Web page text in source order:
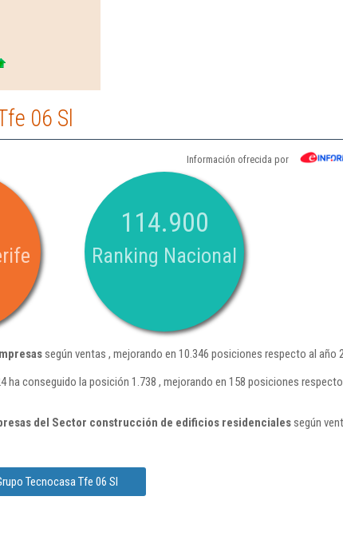
06 Sl
Información ofrecida por
114.900
Ranking Nacional
según ventas , mejorando en 10.346 posiciones respecto al año
ha conseguido la posición 1.738 , mejorando en 158 posiciones
del Sector construcción de edificios residencialessegún
Tecnocasa Tfe 06 Sl